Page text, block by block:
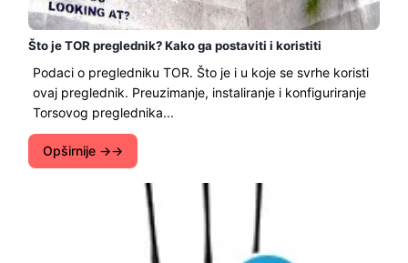
Što je TOR preglednik? Kako ga postaviti i koristiti
Podaci o pregledniku TOR. Što je i u koje se svrhe koristi
ovaj preglednik. Preuzimanje, instaliranje i konfiguriranje
Torsovog preglednika...
Opširnije →